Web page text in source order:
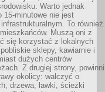
Warto jednak
15-minutowe nie jest
To również
Muszą oni z
się korzystać z lokalnych
sklepy, kawiarnie i
dużych centrów
Z drugiej strony, powinni
okolicy: walczyć o
drzewa, ławki, ścieżki